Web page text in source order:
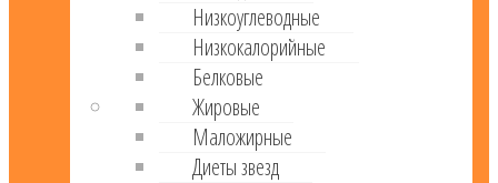
Низкоуглеводные
Низкокалорийные
Белковые
Жировые
Маложирные
Диеты звезд